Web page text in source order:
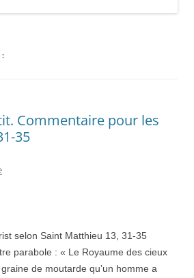
:
Commentaire pour les
35
selon Saint Matthieu 13, 31-35
parabole : « Le Royaume des cieux
de moutarde qu’un homme a